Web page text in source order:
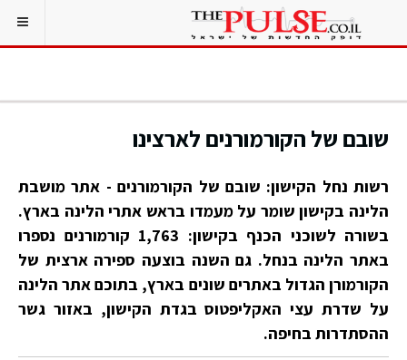
שובם של הקורמורנים לארצינו
‏רשות נחל הקישון: שובם של הקורמורנים - אתר מושבת
הלינה בקישון שומר על מעמדו בראש אתרי הלינה בארץ.
בשורה לשוכני הכנף בקישון: 1,763 קורמורנים נספרו
באתר הלינה בנחל. גם השנה בוצעה ספירה ארצית של
הקורמורן הגדול באתרים שונים בארץ, בתוכם אתר הלינה
על שדרת עצי האקליפטוס בגדת הקישון, באזור גשר
ההסתדרות בחיפה.